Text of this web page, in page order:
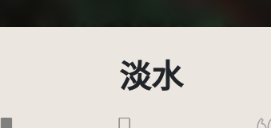
淡水